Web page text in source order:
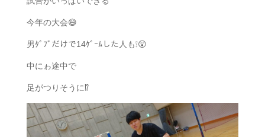
今年の大会😄
男ﾀﾞﾌﾞだけで14ｹﾞｰﾑした人も❕😲
中にゎ途中で
足がつりそうに⁉️